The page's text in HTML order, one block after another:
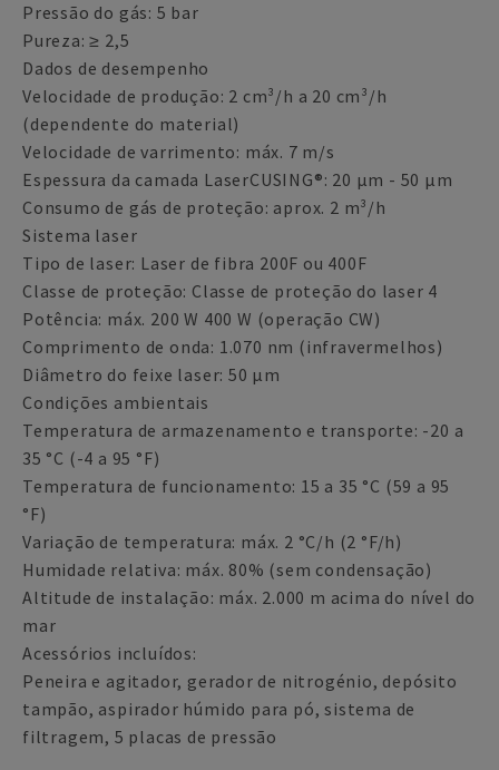
Pressão do gás: 5 bar
Pureza: ≥ 2,5
Dados de desempenho
Velocidade de produção: 2 cm³/h a 20 cm³/h
(dependente do material)
Velocidade de varrimento: máx. 7 m/s
Espessura da camada LaserCUSING®: 20 µm - 50 µm
Consumo de gás de proteção: aprox. 2 m³/h
Sistema laser
Tipo de laser: Laser de fibra 200F ou 400F
Classe de proteção: Classe de proteção do laser 4
Potência: máx. 200 W 400 W (operação CW)
Comprimento de onda: 1.070 nm (infravermelhos)
Diâmetro do feixe laser: 50 µm
Condições ambientais
Temperatura de armazenamento e transporte: -20 a
35 °C (-4 a 95 °F)
Temperatura de funcionamento: 15 a 35 °C (59 a 95
°F)
Variação de temperatura: máx. 2 °C/h (2 °F/h)
Humidade relativa: máx. 80% (sem condensação)
Altitude de instalação: máx. 2.000 m acima do nível do
mar
Acessórios incluídos:
Peneira e agitador, gerador de nitrogénio, depósito
tampão, aspirador húmido para pó, sistema de
filtragem, 5 placas de pressão